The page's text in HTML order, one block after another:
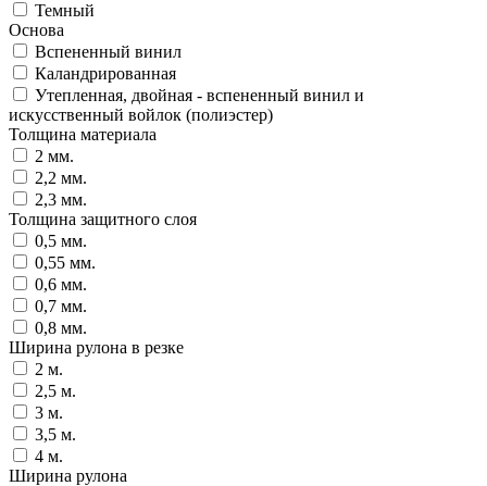
Темный
Основа
Вспененный винил
Каландрированная
Утепленная, двойная - вспененный винил и
искусственный войлок (полиэстер)
Толщина материала
2 мм.
2,2 мм.
2,3 мм.
Толщина защитного слоя
0,5 мм.
0,55 мм.
0,6 мм.
0,7 мм.
0,8 мм.
Ширина рулона в резке
2 м.
2,5 м.
3 м.
3,5 м.
4 м.
Ширина рулона